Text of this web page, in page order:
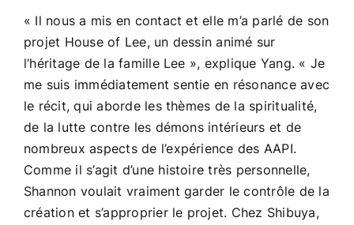
« Il nous a mis en contact et elle m’a parlé de son
projet House of Lee, un dessin animé sur
l’héritage de la famille Lee », explique Yang. « Je
me suis immédiatement sentie en résonance avec
le récit, qui aborde les thèmes de la spiritualité,
de la lutte contre les démons intérieurs et de
nombreux aspects de l’expérience des AAPI.
Comme il s’agit d’une histoire très personnelle,
Shannon voulait vraiment garder le contrôle de la
création et s’approprier le projet. Chez Shibuya,